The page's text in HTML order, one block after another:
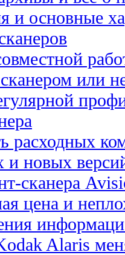
и основные
или
расходных
и новых
сканера
цена и
Alaris